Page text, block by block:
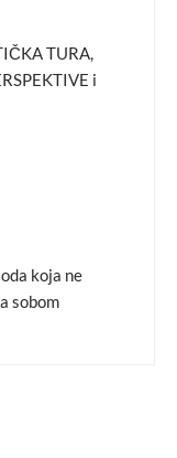
TURA,
i
koja ne
sobom